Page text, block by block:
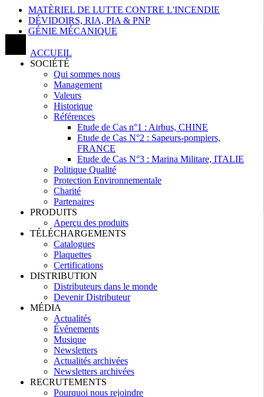
MATÈRIEL DE LUTTE CONTRE L'INCENDIE
DÉVIDOIRS, RIA, PIA & PNP
GÉNIE MÉCANIQUE
ACCUEIL
SOCIÉTÉ
Qui sommes nous
Management
Valeurs
Historique
Références
Etude de Cas n°1 : Airbus, CHINE
Etude de Cas N°2 : Sapeurs-pompiers,
FRANCE
Etude de Cas N°3 : Marina Militare, ITALIE
Politique Qualité
Protection Environnementale
Charité
Partenaires
PRODUITS
Aperçu des produits
TÉLÉCHARGEMENTS
Catalogues
Plaquettes
Certifications
DISTRIBUTION
Distributeurs dans le monde
Devenir Distributeur
MÉDIA
Actualités
Événements
Musique
Newsletters
Actualités archivées
Newsletters archivées
RECRUTEMENTS
Pourquoi nous rejoindre